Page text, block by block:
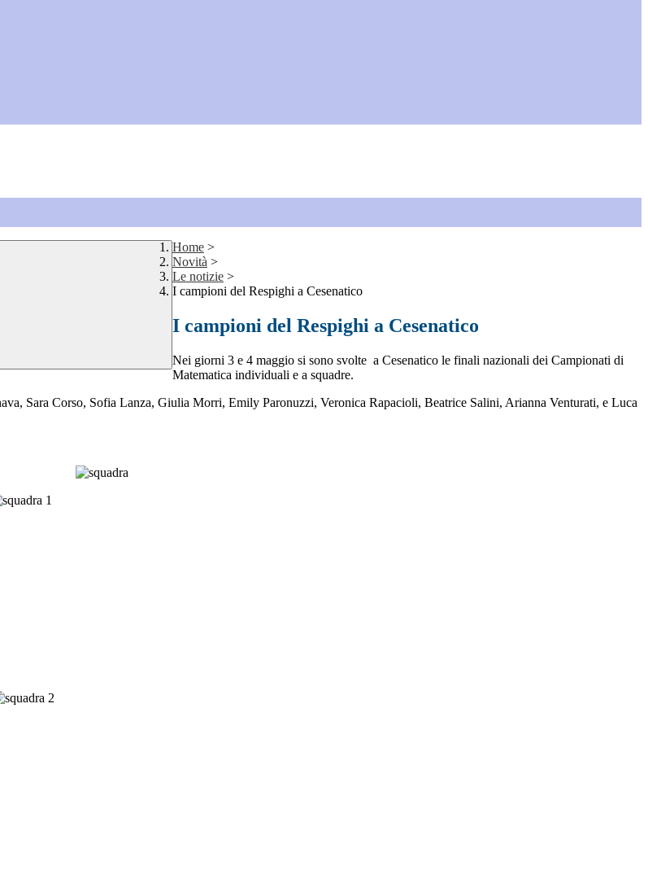
Home >
Novità >
Le notizie >
I campioni del Respighi a Cesenatico
I campioni del Respighi a Cesenatico
Nei giorni 3 e 4 maggio si sono svolte a Cesenatico le finali nazionali dei Campionati di
Matematica individuali e a squadre.
Sara Corso, Sofia Lanza, Giulia Morri, Emily Paronuzzi, Veronica Rapacioli, Beatrice Salini, Arianna Venturati, e Luca